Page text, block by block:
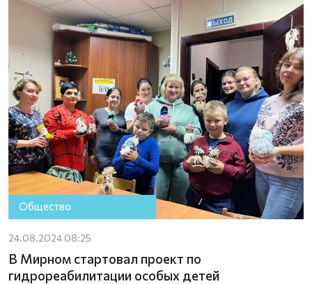
Общество
24.08.2024 08:25
️В Мирном стартовал проект по
гидрореабилитации особых детей